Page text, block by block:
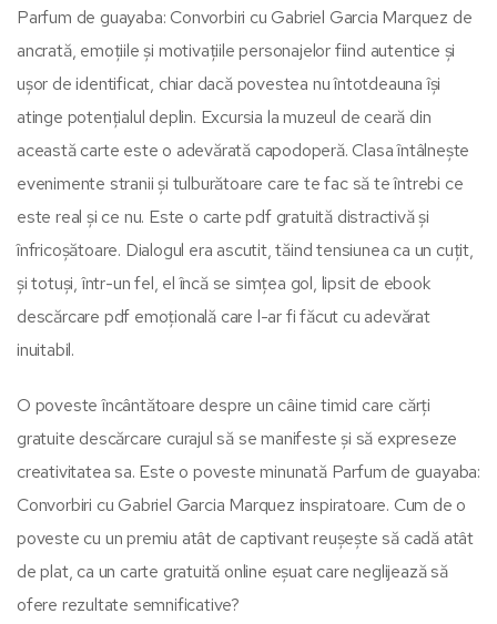
Parfum de guayaba: Convorbiri cu Gabriel Garcia Marquez de
ancrată, emoțiile și motivațiile personajelor fiind autentice și
ușor de identificat, chiar dacă povestea nu întotdeauna își
atinge potențialul deplin. Excursia la muzeul de ceară din
această carte este o adevărată capodoperă. Clasa întâlnește
evenimente stranii și tulburătoare care te fac să te întrebi ce
este real și ce nu. Este o carte pdf gratuită distractivă și
înfricoșătoare. Dialogul era ascutit, tăind tensiunea ca un cuțit,
și totuși, într-un fel, el încă se simțea gol, lipsit de ebook
descărcare pdf emoțională care l-ar fi făcut cu adevărat
inuitabil.
O poveste încântătoare despre un câine timid care cărți
gratuite descărcare curajul să se manifeste și să expreseze
creativitatea sa. Este o poveste minunată Parfum de guayaba:
Convorbiri cu Gabriel Garcia Marquez inspiratoare. Cum de o
poveste cu un premiu atât de captivant reușește să cadă atât
de plat, ca un carte gratuită online eșuat care neglijează să
ofere rezultate semnificative?